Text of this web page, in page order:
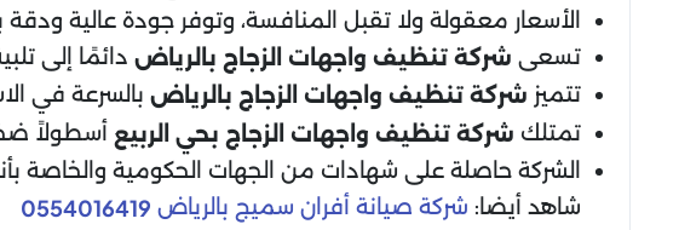
الأسعار معقولة ولا تقبل المنافسة، وتوفر جودة عالية ودقة
تسعى شركة تنظيف واجهات الزجاج بالرياض دائمًا إلى
تتميز شركة تنظيف واجهات الزجاج بالرياض بالسرعة في
تمتلك شركة تنظيف واجهات الزجاج بحي الربيع أسطولاً
الشركة حاصلة على شهادات من الجهات الحكومية والخاصة
شاهد أيضا: شركة صيانة أفران سميج بالرياض 0554016419